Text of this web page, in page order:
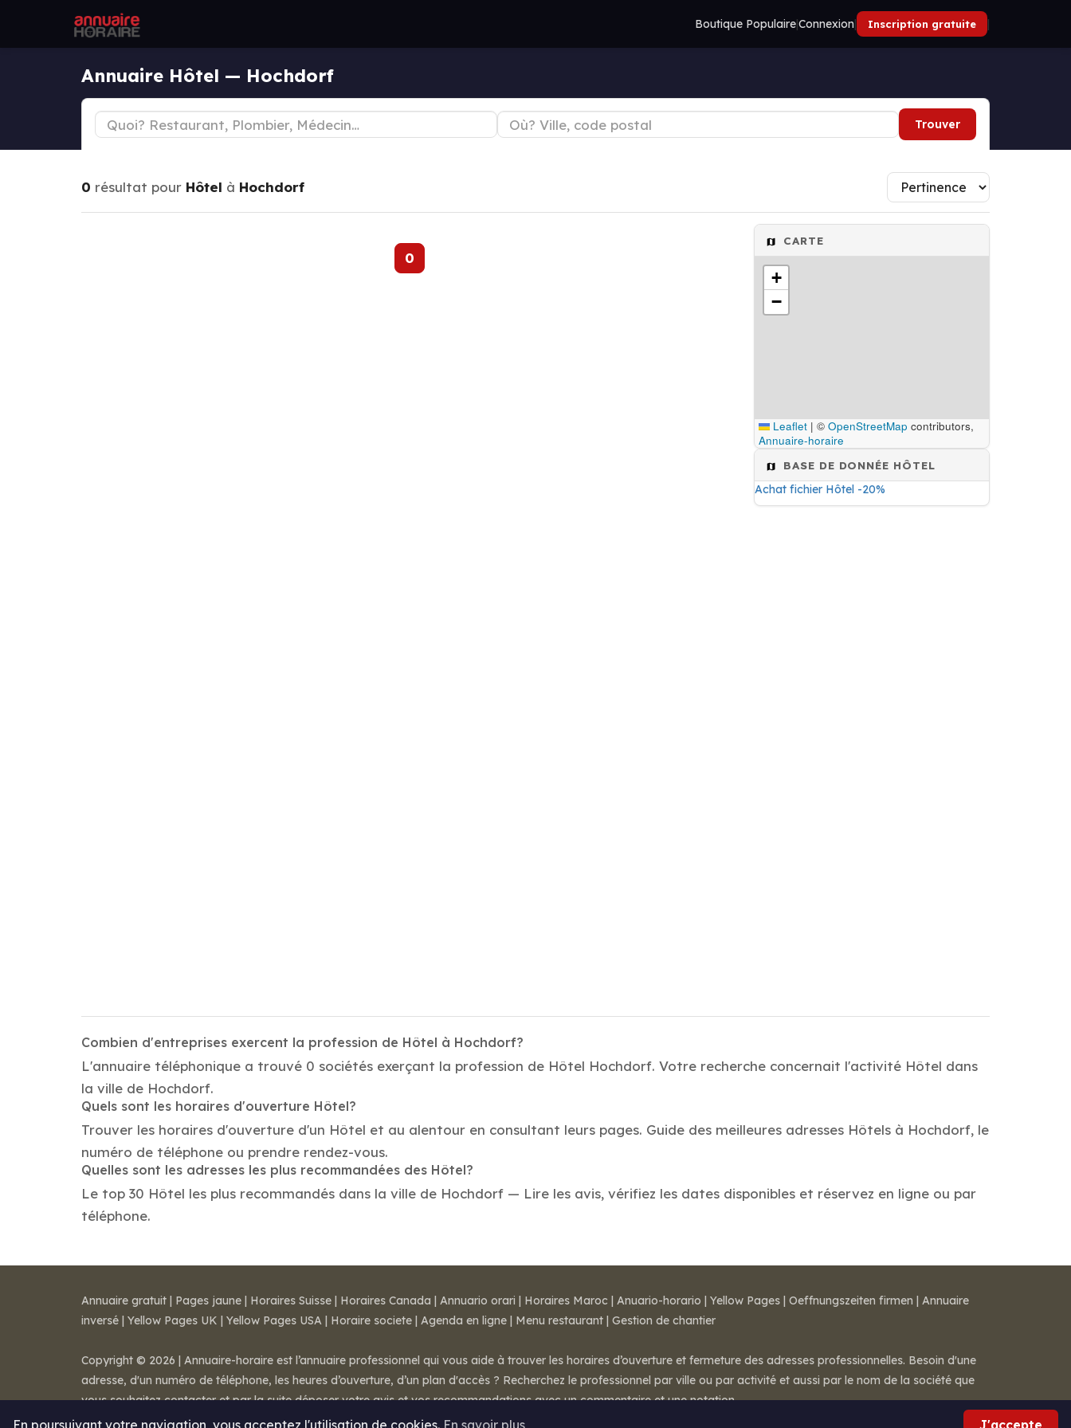
Boutique Populaire|Connexion| Inscription gratuite |
Annuaire Hôtel — Hochdorf
Trouver
0 résultat pour Hôtel à Hochdorf
0
CARTE
+
−
Leaflet | © OpenStreetMap contributors,
Annuaire-horaire
BASE DE DONNÉE HÔTEL
Achat fichier Hôtel -20%
Combien d'entreprises exercent la profession de Hôtel à Hochdorf?
L'annuaire téléphonique a trouvé 0 sociétés exerçant la profession de Hôtel Hochdorf. Votre recherche concernait l'activité Hôtel dans
la ville de Hochdorf.
Quels sont les horaires d'ouverture Hôtel?
Trouver les horaires d'ouverture d'un Hôtel et au alentour en consultant leurs pages. Guide des meilleures adresses Hôtels à Hochdorf, le
numéro de téléphone ou prendre rendez-vous.
Quelles sont les adresses les plus recommandées des Hôtel?
Le top 30 Hôtel les plus recommandés dans la ville de Hochdorf — Lire les avis, vérifiez les dates disponibles et réservez en ligne ou par
téléphone.
En poursuivant votre navigation, vous acceptez l'utilisation de cookies. En savoir plus J'accepte
Annuaire gratuit | Pages jaune | Horaires Suisse | Horaires Canada | Annuario orari | Horaires Maroc | Anuario-horario | Yellow Pages | Oeffnungszeiten firmen | Annuaire
inversé | Yellow Pages UK | Yellow Pages USA | Horaire societe | Agenda en ligne | Menu restaurant | Gestion de chantier
Copyright © 2026 | Annuaire-horaire est l’annuaire professionnel qui vous aide à trouver les horaires d’ouverture et fermeture des adresses professionnelles. Besoin d'une
adresse, d'un numéro de téléphone, les heures d’ouverture, d’un plan d'accès ? Recherchez le professionnel par ville ou par activité et aussi par le nom de la société que
vous souhaitez contacter et par la suite déposer votre avis et vos recommandations avec un commentaire et une notation.
Mentions légales-Conditions de ventes- Contact